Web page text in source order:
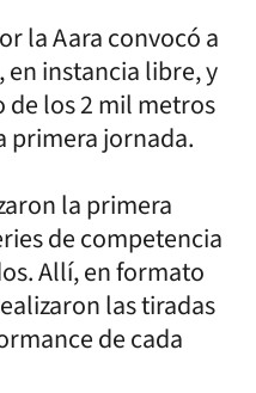
la Aara convocó a
instancia libre, y
los 2 mil metros
primera jornada.
la primera
de competencia
Allí, en formato
las tiradas
de cada